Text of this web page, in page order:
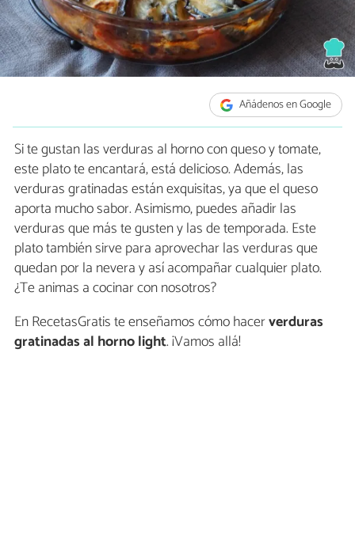
Añádenos en Google
Si te gustan las verduras al horno con queso y tomate,
este plato te encantará, está delicioso. Además, las
verduras gratinadas están exquisitas, ya que el queso
aporta mucho sabor. Asimismo, puedes añadir las
verduras que más te gusten y las de temporada. Este
plato también sirve para aprovechar las verduras que
quedan por la nevera y así acompañar cualquier plato.
¿Te animas a cocinar con nosotros?
En RecetasGratis te enseñamos cómo hacerverduras
gratinadas al horno light. ¡Vamos allá!